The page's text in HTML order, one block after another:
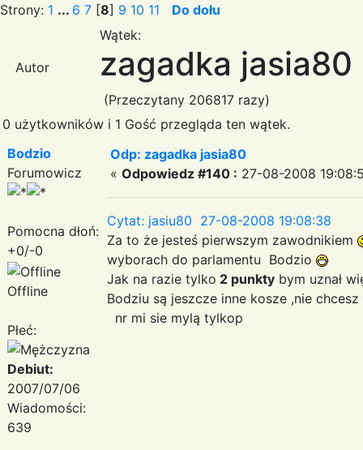
Strony: 1 ... 6 7 [8] 9 10 11 Do dołu
Autor
Wątek:
zagadka jasia80
(Przeczytany 206817 razy)
0 użytkowników i 1 Gość przegląda ten wątek.
Bodzio
Forumowicz
Pomocna dłoń:
+0/-0
Offline
Płeć:
Debiut:
2007/07/06
Wiadomości:
639
Odp: zagadka jasia80
« Odpowiedz #140 : 27-08-2008
Cytat: jasiu80 27-08-2008 19:08:38
Za to że jesteś pierwszym zawodnikiem
wyborach do parlamentu Bodzio
Jak na razie tylko 2 punkty bym uznał
Bodziu są jeszcze inne kosze ,nie
nr mi sie mylą tylkop